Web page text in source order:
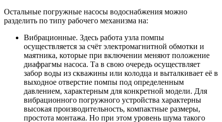
Остальные погружные насосы водоснабжения можно
разделить по типу рабочего механизма на:
Вибрационные. Здесь работа узла помпы
осуществляется за счёт электромагнитной обмотки и
маятника, которые при включении меняют положение
диафрагмы насоса. Та в свою очередь осуществляет
забор воды из скважины или колодца и выталкивает её в
выходное отверстие помпы под определенным
давлением, характерным для конкретной модели. Для
вибрационного погружного устройства характерны
высокая производительность, компактные размеры,
простота монтажа. Но при этом уровень шума такого